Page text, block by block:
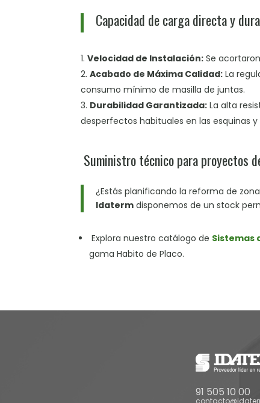
Capacidad de carga directa y
Velocidad de Instalación: Se
Acabado de Máxima Calidad: La
consumo mínimo de masilla de juntas.
Durabilidad Garantizada: La alta
desperfectos habituales en las esquinas
Suministro técnico para proyectos
¿Estás planificando la reforma de
Idaterm disponemos de un stock
Explora nuestro catálogo de Sistemas
gama Habito de Placo.
91 505 10 00